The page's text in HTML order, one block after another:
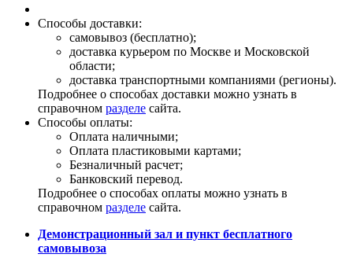
Способы доставки:
самовывоз (бесплатно);
доставка курьером по Москве и Московской
области;
доставка транспортными компаниями (регионы).
Подробнее о способах доставки можно узнать в
справочном разделе сайта.
Способы оплаты:
Оплата наличными;
Оплата пластиковыми картами;
Безналичный расчет;
Банковский перевод.
Подробнее о способах оплаты можно узнать в
справочном разделе сайта.
Демонстрационный зал и пункт бесплатного
самовывоза